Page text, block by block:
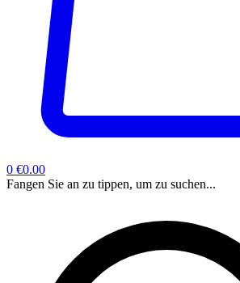
0 €0.00
Fangen Sie an zu tippen, um zu suchen...